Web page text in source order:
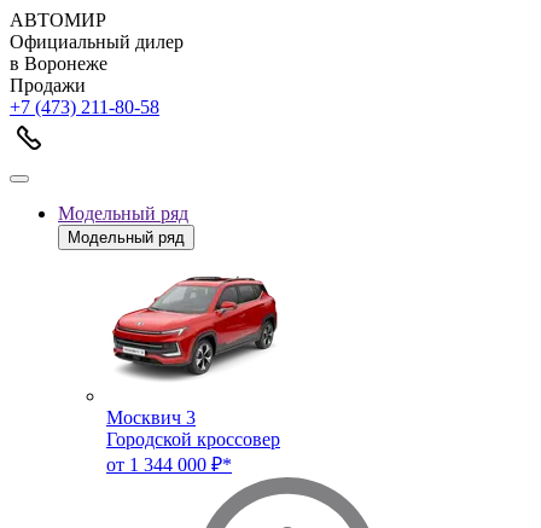
АВТОМИР
Официальный дилер
в Воронеже
Продажи
+7 (473) 211-80-58
Модельный ряд
Модельный ряд
Москвич 3
Городской кроссовер
от 1 344 000 ₽*